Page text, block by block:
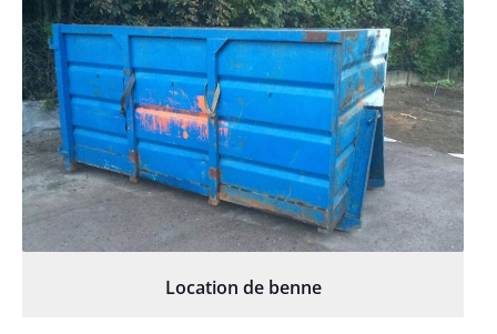
Location de benne